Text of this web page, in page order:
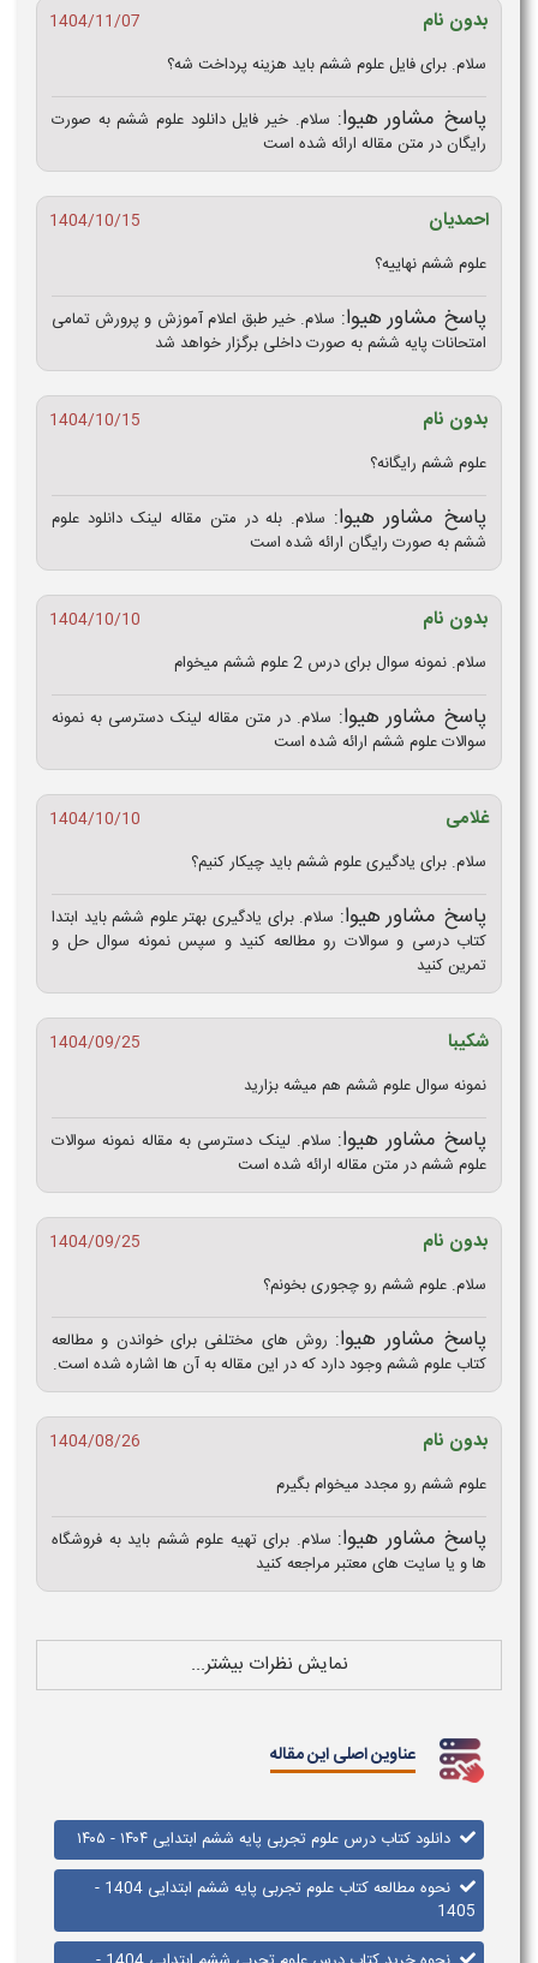
بدون نام
1404/11/07
سلام. برای فایل علوم ششم باید هزینه پرداخت شه؟
پاسخ مشاور هیوا: سلام. خیر فایل دانلود علوم ششم به صورت
رایگان در متن مقاله ارائه شده است
احمدیان
1404/10/15
علوم ششم نهاییه؟
پاسخ مشاور هیوا: سلام. خیر طبق اعلام آموزش و پرورش تمامی
امتحانات پایه ششم به صورت داخلی برگزار خواهد شد
بدون نام
1404/10/15
علوم ششم رایگانه؟
پاسخ مشاور هیوا: سلام. بله در متن مقاله لینک دانلود علوم
ششم به صورت رایگان ارائه شده است
بدون نام
1404/10/10
سلام. نمونه سوال برای درس 2 علوم ششم میخوام
پاسخ مشاور هیوا: سلام. در متن مقاله لینک دسترسی به نمونه
سوالات علوم ششم ارائه شده است
غلامی
1404/10/10
سلام. برای یادگیری علوم ششم باید چیکار کنیم؟
پاسخ مشاور هیوا: سلام. برای یادگیری بهتر علوم ششم باید ابتدا
کتاب درسی و سوالات رو مطالعه کنید و سپس نمونه سوال حل و
تمرین کنید
شکیبا
1404/09/25
نمونه سوال علوم ششم هم میشه بزارید
پاسخ مشاور هیوا: سلام. لینک دسترسی به مقاله نمونه سوالات
علوم ششم در متن مقاله ارائه شده است
بدون نام
1404/09/25
سلام. علوم ششم رو چجوری بخونم؟
پاسخ مشاور هیوا: روش های مختلفی برای خواندن و مطالعه
کتاب علوم ششم وجود دارد که در این مقاله به آن ها اشاره شده است.
بدون نام
1404/08/26
علوم ششم رو مجدد میخوام بگیرم
پاسخ مشاور هیوا: سلام. برای تهیه علوم ششم باید به فروشگاه
ها و یا سایت های معتبر مراجعه کنید
نمایش نظرات بیشتر...
عناوین اصلی این مقاله
دانلود کتاب درس علوم تجربی ​​پایه ششم ابتدایی ۱۴۰۴ - ۱۴۰۵
نحوه مطالعه کتاب علوم تجربی ​​پایه ششم ابتدایی 1404 -
1405